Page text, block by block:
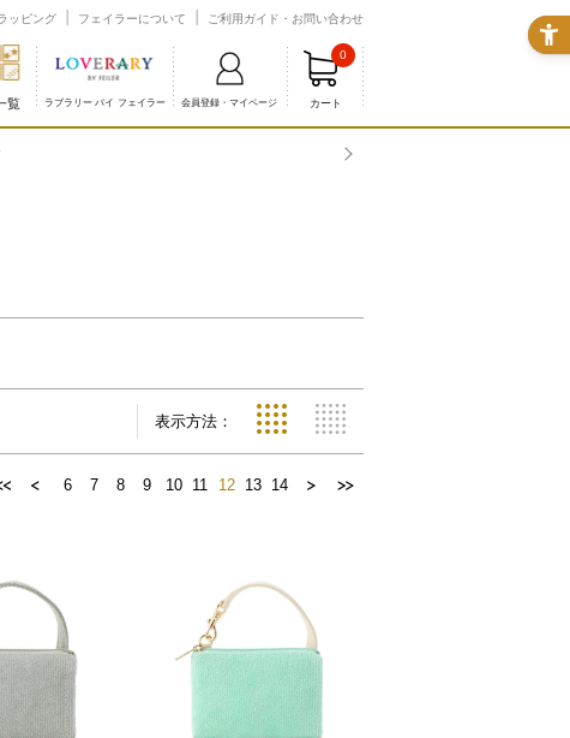
ッピング フェイラーについて ご利用ガイド・お問い合わせ
覧 ラブラリー バイ フェイラー 会員登録・マイページ カート
0
表示方法：
6 7 8 9 10 11 12 13 14